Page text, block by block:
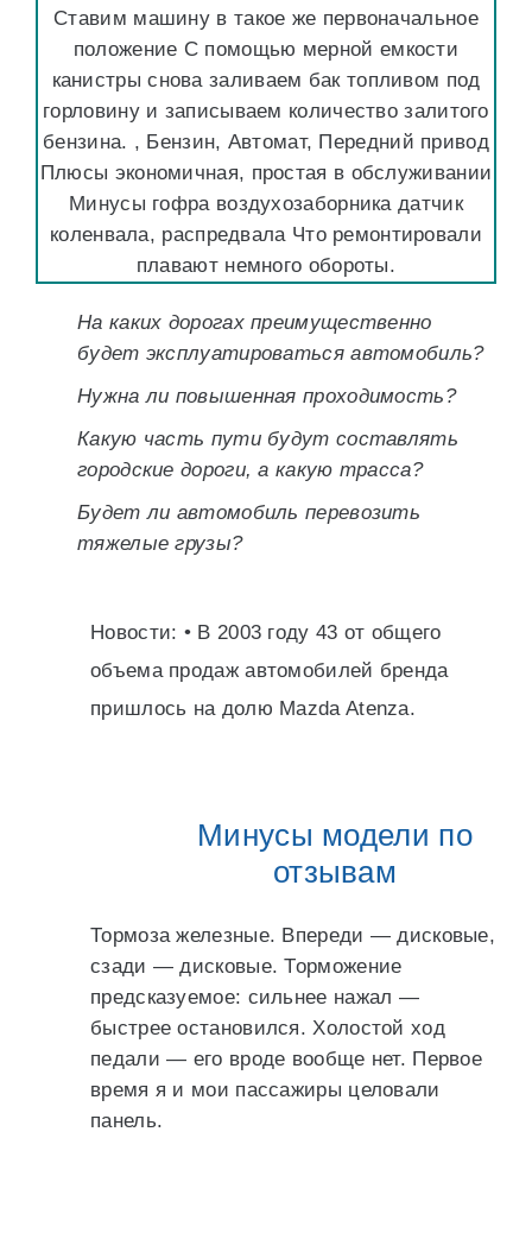
Ставим машину в такое же первоначальное
положение С помощью мерной емкости
канистры снова заливаем бак топливом под
горловину и записываем количество залитого
бензина. , Бензин, Автомат, Передний привод
Плюсы экономичная, простая в обслуживании
Минусы гофра воздухозаборника датчик
коленвала, распредвала Что ремонтировали
плавают немного обороты.
На каких дорогах преимущественно
будет эксплуатироваться автомобиль?
Нужна ли повышенная проходимость?
Какую часть пути будут составлять
городские дороги, а какую трасса?
Будет ли автомобиль перевозить
тяжелые грузы?
Новости: • В 2003 году 43 от общего
объема продаж автомобилей бренда
пришлось на долю Mazda Atenza.
Минусы модели по
отзывам
Тормоза железные. Впереди — дисковые,
сзади — дисковые. Торможение
предсказуемое: сильнее нажал —
быстрее остановился. Холостой ход
педали — его вроде вообще нет. Первое
время я и мои пассажиры целовали
панель.